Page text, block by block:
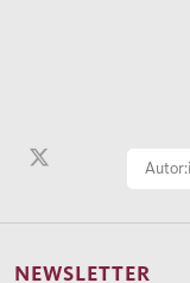
NEWSLETTER